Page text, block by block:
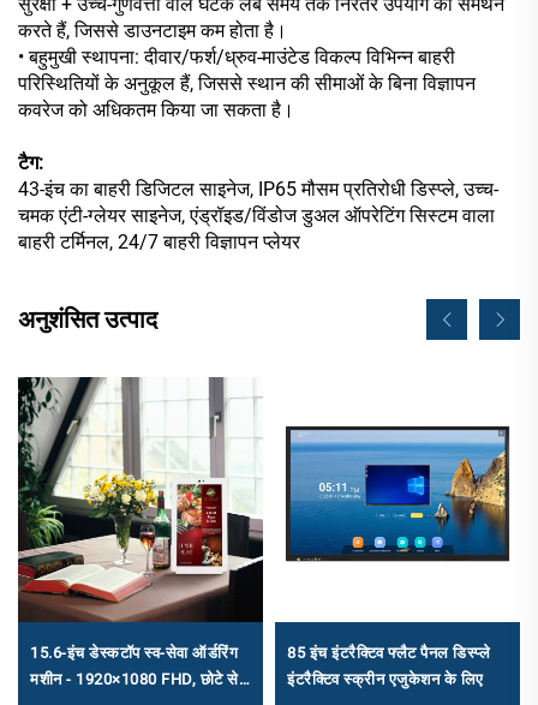
करते हैं, जिससे डाउनटाइम कम होता है।
• बहुमुखी स्थापना: दीवार/फर्श/ध्रुव-माउंटेड विकल्प विभिन्न बाहरी
परिस्थितियों के अनुकूल हैं, जिससे स्थान की सीमाओं के बिना विज्ञापन
कवरेज को अधिकतम किया जा सकता है।
टैग:
43-इंच का बाहरी डिजिटल साइनेज, IP65 मौसम प्रतिरोधी डिस्प्ले, उच्च-
चमक एंटी-ग्लेयर साइनेज, एंड्रॉइड/विंडोज डुअल ऑपरेटिंग सिस्टम वाला
बाहरी टर्मिनल, 24/7 बाहरी विज्ञापन प्लेयर
अनुशंसित उत्पाद
15.6-इंच डेस्कटॉप स्व-सेवा ऑर्डरिंग
मशीन - 1920×1080 FHD, छोटे से
85 इंच इंटरैक्टिव फ्लैट पैनल डिस्प्ले
इंटरैक्टिव स्क्रीन एजुकेशन के लिए